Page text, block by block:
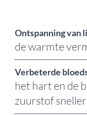
Ontspanning van
de warmte
Verbeterde
het hart en de
zuurstof